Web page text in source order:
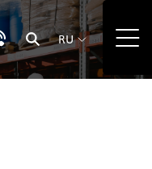
RU